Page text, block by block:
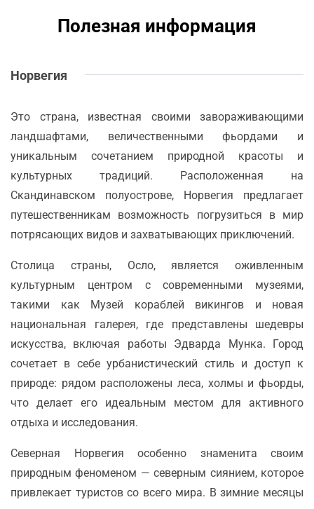
Полезная информация
Норвегия
Это страна, известная своими завораживающими
ландшафтами, величественными фьордами и
уникальным сочетанием природной красоты и
культурных традиций. Расположенная на
Скандинавском полуострове, Норвегия предлагает
путешественникам возможность погрузиться в мир
потрясающих видов и захватывающих приключений.
Столица страны, Осло, является оживленным
культурным центром с современными музеями,
такими как Музей кораблей викингов и новая
национальная галерея, где представлены шедевры
искусства, включая работы Эдварда Мунка. Город
сочетает в себе урбанистический стиль и доступ к
природе: рядом расположены леса, холмы и фьорды,
что делает его идеальным местом для активного
отдыха и исследования.
Северная Норвегия особенно знаменита своим
природным феноменом — северным сиянием, которое
привлекает туристов со всего мира. В зимние месяцы